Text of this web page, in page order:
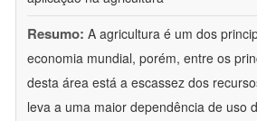
Resumo: A agricultura é um dos
economia mundial, porém, entre os
desta área está a escassez dos
leva a uma maior dependência de uso